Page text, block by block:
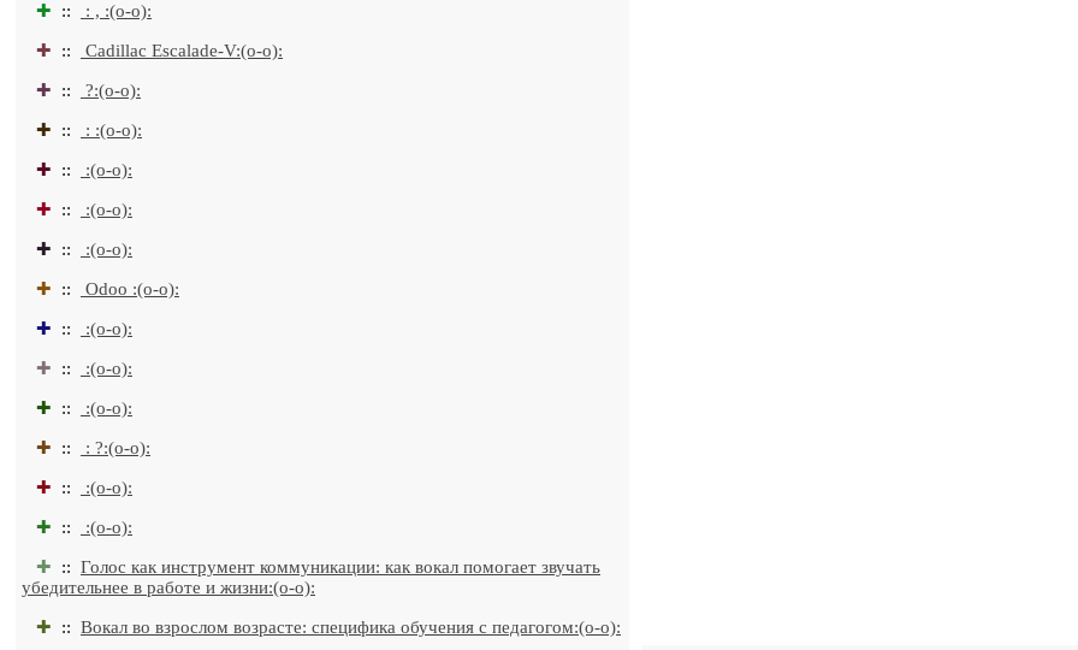
✚ :: : , :(o-o):
✚ :: Cadillac Escalade-V:(o-o):
✚ :: ?:(o-o):
✚ :: : :(o-o):
✚ :: :(o-o):
✚ :: :(o-o):
✚ :: :(o-o):
✚ :: Odoo :(o-o):
✚ :: :(o-o):
✚ :: :(o-o):
✚ :: :(o-o):
✚ :: : ?:(o-o):
✚ :: :(o-o):
✚ :: :(o-o):
✚ :: Голос как инструмент коммуникации: как вокал помогает звучать
убедительнее в работе и жизни:(o-o):
✚ :: Вокал во взрослом возрасте: специфика обучения с педагогом:(o-o):